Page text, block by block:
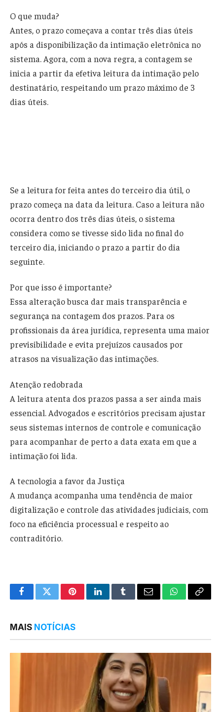
O que muda?
Antes, o prazo começava a contar três dias úteis
após a disponibilização da intimação eletrônica no
sistema. Agora, com a nova regra, a contagem se
inicia a partir da efetiva leitura da intimação pelo
destinatário, respeitando um prazo máximo de 3
dias úteis.
Se a leitura for feita antes do terceiro dia útil, o
prazo começa na data da leitura. Caso a leitura não
ocorra dentro dos três dias úteis, o sistema
considera como se tivesse sido lida no final do
terceiro dia, iniciando o prazo a partir do dia
seguinte.
Por que isso é importante?
Essa alteração busca dar mais transparência e
segurança na contagem dos prazos. Para os
profissionais da área jurídica, representa uma maior
previsibilidade e evita prejuízos causados por
atrasos na visualização das intimações.
Atenção redobrada
A leitura atenta dos prazos passa a ser ainda mais
essencial. Advogados e escritórios precisam ajustar
seus sistemas internos de controle e comunicação
para acompanhar de perto a data exata em que a
intimação foi lida.
A tecnologia a favor da Justiça
A mudança acompanha uma tendência de maior
digitalização e controle das atividades judiciais, com
foco na eficiência processual e respeito ao
contraditório.
FacebookTwitterPinterestLinkedInTumblrEmail WhatsApp
Copy
MAIS NOTÍCIAS